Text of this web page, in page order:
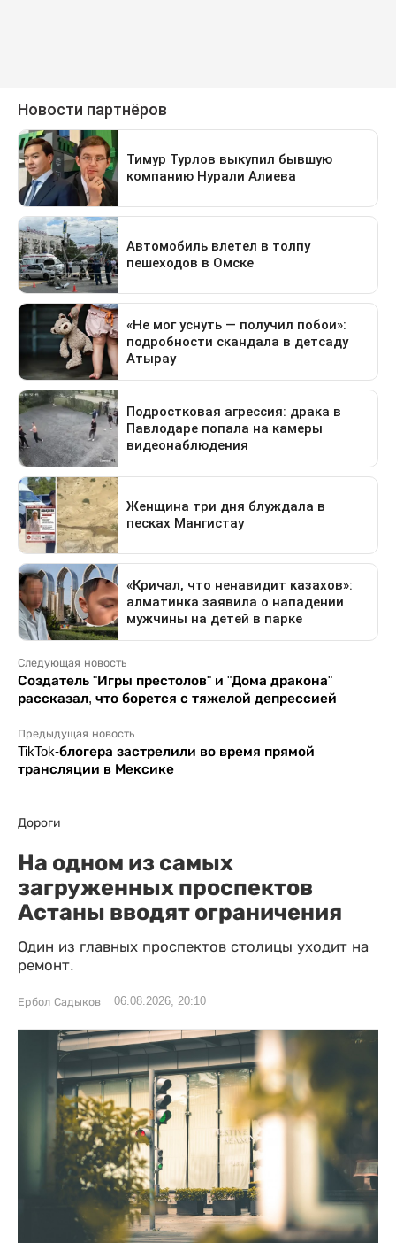
Следующая новость
Создатель "Игры престолов" и "Дома дракона"
рассказал, что борется с тяжелой депрессией
Предыдущая новость
TikTok-блогера застрелили во время прямой
трансляции в Мексике
Дороги
На одном из самых
загруженных проспектов
Астаны вводят ограничения
Один из главных проспектов столицы уходит на
ремонт.
Ербол Садыков 06.08.2026, 20:10